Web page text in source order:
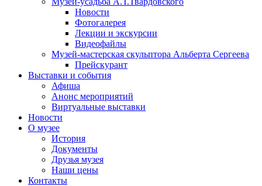
Новости
Фотогалерея
Лекции и экскурсии
Видеофайлы
Музей-мастерская скульптора Альберта Сергеева
Прейскурант
Выставки и события
Афиша
Анонс мероприятий
Виртуальные выставки
Новости
О музее
История
Документы
Друзья музея
Наши цены
Контакты